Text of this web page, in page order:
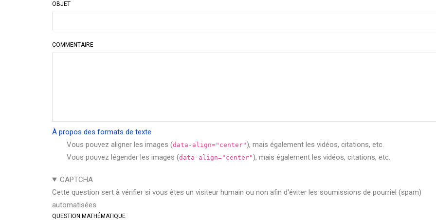
OBJET
COMMENTAIRE
À propos des formats de texte
Vous pouvez aligner les images (data-align="center"), mais également les vidéos, citations, etc.
Vous pouvez légender les images (data-align="center"), mais également les vidéos, citations, etc.
CAPTCHA
Cette question sert à vérifier si vous êtes un visiteur humain ou non afin d'éviter les soumissions de pourriel (spam)
automatisées.
QUESTION MATHÉMATIQUE